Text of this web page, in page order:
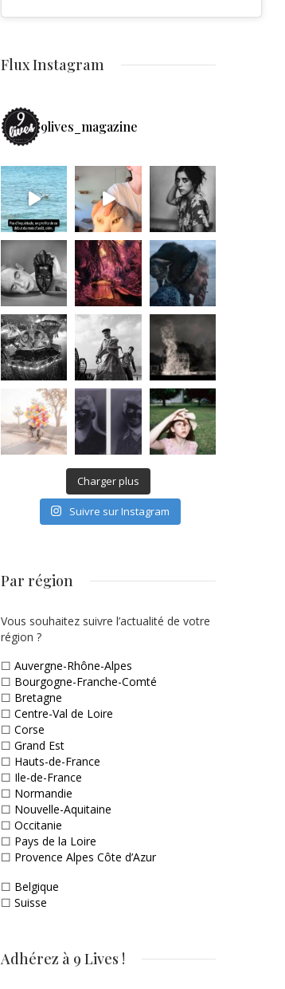
Flux Instagram
9lives_magazine
Charger plus
Suivre sur Instagram
Par région
Vous souhaitez suivre l’actualité de votre
région ?
☐ Auvergne-Rhône-Alpes
☐ Bourgogne-Franche-Comté
☐ Bretagne
☐ Centre-Val de Loire
☐ Corse
☐ Grand Est
☐ Hauts-de-France
☐ Ile-de-France
☐ Normandie
☐ Nouvelle-Aquitaine
☐ Occitanie
☐ Pays de la Loire
☐ Provence Alpes Côte d’Azur
☐ Belgique
☐ Suisse
Adhérez à 9 Lives !